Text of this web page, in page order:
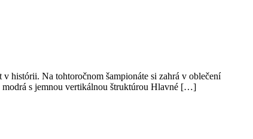
histórii. Na tohtoročnom šampionáte si zahrá v oblečení
modrá s jemnou vertikálnou štruktúrou Hlavné […]